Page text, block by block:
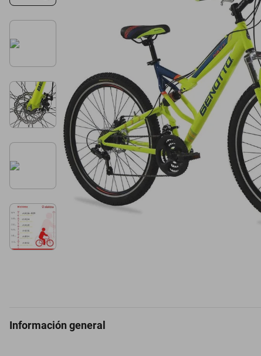
Información general
salas
oppo
motoneta